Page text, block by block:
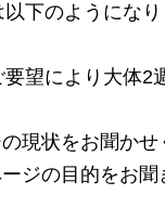
下のようにな
望により大体2
現状をお聞かせ
ジの目的をお聞